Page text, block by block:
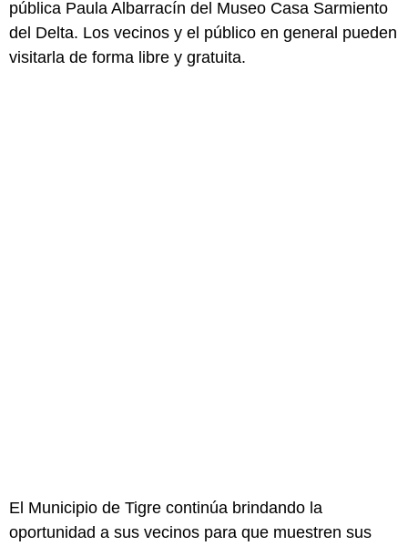
pública Paula Albarracín del Museo Casa Sarmiento
del Delta. Los vecinos y el público en general pueden
visitarla de forma libre y gratuita.
El Municipio de Tigre continúa brindando la
oportunidad a sus vecinos para que muestren sus